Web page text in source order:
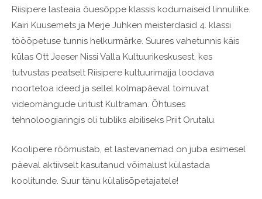
Riisipere lasteaia õuesõppe klassis kodumaiseid linnuliike.
Kairi Kuusemets ja Merje Juhken meisterdasid 4. klassi
tööõpetuse tunnis helkurmärke. Suures vahetunnis käis
külas Ott Jeeser Nissi Valla Kultuurikeskusest, kes
tutvustas peatselt Riisipere kultuurimajja loodava
noortetoa ideed ja sellel kolmapäeval toimuvat
videomängude üritust Kultraman. Õhtuses
tehnoloogiaringis oli tubliks abiliseks Priit Orutalu.
Koolipere rõõmustab, et lastevanemad on juba esimesel
päeval aktiivselt kasutanud võimalust külastada
koolitunde. Suur tänu külalisõpetajatele!